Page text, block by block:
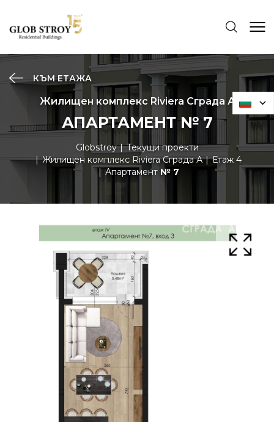
КЪМ ЕТАЖА
Жилищен комплекс Riviera Сграда А
АПАРТАМЕНТ № 7
Globstroy
Текущи проекти
Жилищен комплекс Riviera Сграда А
Етаж 4
Апартамент № 7